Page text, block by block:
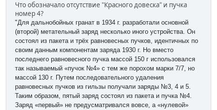
Что обозначало отсутствие "Красного довеска" и пучка
номер 4?
"Для дальнобойных гранат в 1934 г. разработали основной
(второй) метательный заряд несколько иного устройства. Он
состоял из пакета и трёх равновесных пучков, идентичных по
своим данным компонентам заряда 1930 г. Но вместо
последнего равновесного пучка массой 150 г использовался
так называемый «пучок №4» с тем же порохом марки 7/7, но
массой 130 г. Путем последовательного удаления
равновесных пучков из гильзы получали заряды №3, 4 и 5.
Таким образом, пятый заряд состоял из пакета и пучка №4.
Заряд «первый» не предусматривался вовсе, а «нулевой»